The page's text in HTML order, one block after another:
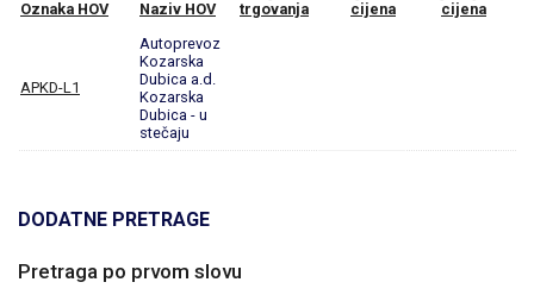
Oznaka HOV Naziv HOV
trgovanja
cijena
cijena
APKD-L1
Autoprevoz
Kozarska
Dubica a.d.
Kozarska
Dubica - u
stečaju
DODATNE PRETRAGE
Pretraga po prvom slovu